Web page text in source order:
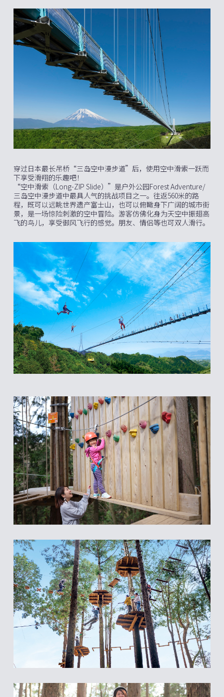
穿过日本最长吊桥“三岛空中漫步道”后，使用空中滑索一跃而
下享受滑翔的乐趣吧！
“空中滑索（Long-ZIP Slide）”是户外公园Forest Adventure/
三岛空中漫步道中最具人气的挑战项目之一。往返560米的路
程，既可以远眺世界遗产富士山，也可以俯瞰身下广阔的城市街
景，是一场惊险刺激的空中冒险。游客仿佛化身为天空中振翅高
飞的鸟儿，享受御风飞行的感觉。朋友、情侣等也可双人滑行。